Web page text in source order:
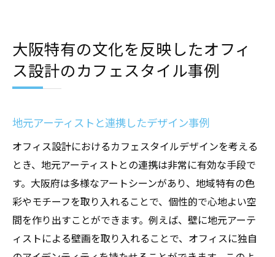
大阪特有の文化を反映したオフィ
ス設計のカフェスタイル事例
地元アーティストと連携したデザイン事例
オフィス設計におけるカフェスタイルデザインを考える
とき、地元アーティストとの連携は非常に有効な手段で
す。大阪府は多様なアートシーンがあり、地域特有の色
彩やモチーフを取り入れることで、個性的で心地よい空
間を作り出すことができます。例えば、壁に地元アーテ
ィストによる壁画を取り入れることで、オフィスに独自